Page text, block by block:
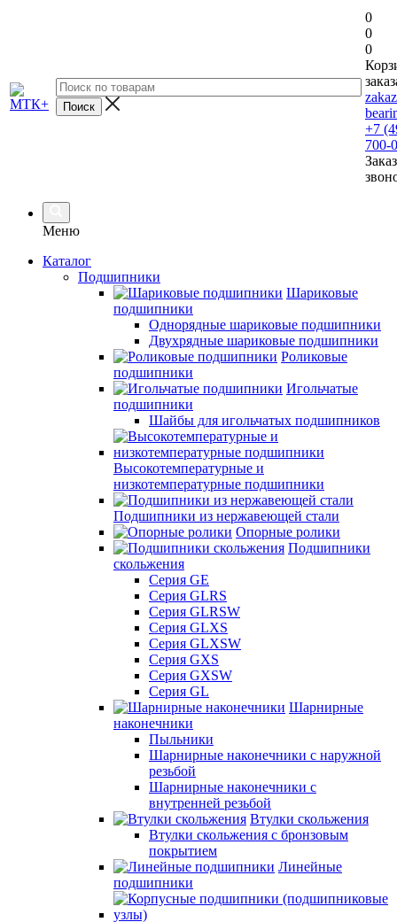
0
0
0
+7
700-
Меню
Каталог
Подшипники
Шариковые
подшипники
Однорядные шариковые подшипники
Двухрядные шариковые подшипники
Роликовые
подшипники
Игольчатые
подшипники
Шайбы для игольчатых подшипников
Высокотемпературные и
низкотемпературные подшипники
Подшипники из нержавеющей стали
Опорные ролики
Подшипники
скольжения
Серия GE
Серия GLRS
Серия GLRSW
Серия GLXS
Серия GLXSW
Серия GXS
Серия GXSW
Серия GL
Шарнирные
наконечники
Пыльники
Шарнирные наконечники с наружной
резьбой
Шарнирные наконечники с
внутренней резьбой
Втулки скольжения
Втулки скольжения с бронзовым
покрытием
Линейные
подшипники